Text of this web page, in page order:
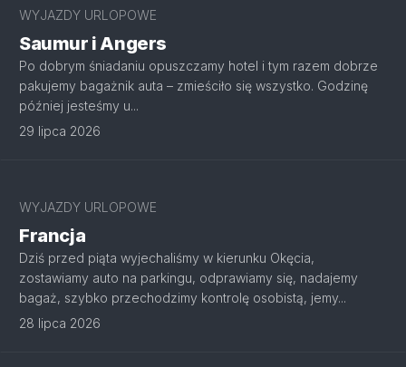
WYJAZDY URLOPOWE
Saumur i Angers
Po dobrym śniadaniu opuszczamy hotel i tym razem dobrze
pakujemy bagażnik auta – zmieściło się wszystko. Godzinę
później jesteśmy u...
29 lipca 2026
WYJAZDY URLOPOWE
Francja
Dziś przed piąta wyjechaliśmy w kierunku Okęcia,
zostawiamy auto na parkingu, odprawiamy się, nadajemy
bagaż, szybko przechodzimy kontrolę osobistą, jemy...
28 lipca 2026